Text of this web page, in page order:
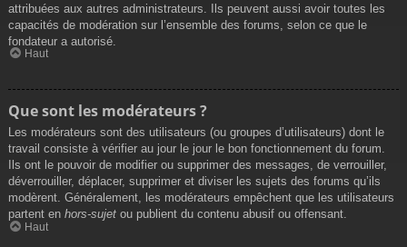
attribuées aux autres administrateurs. Ils peuvent aussi avoir toutes les
capacités de modération sur l’ensemble des forums, selon ce que le
fondateur a autorisé.
Haut
Que sont les modérateurs ?
Les modérateurs sont des utilisateurs (ou groupes d’utilisateurs) dont le
travail consiste à vérifier au jour le jour le bon fonctionnement du forum.
Ils ont le pouvoir de modifier ou supprimer des messages, de verrouiller,
déverrouiller, déplacer, supprimer et diviser les sujets des forums qu’ils
modèrent. Généralement, les modérateurs empêchent que les utilisateurs
partent en hors-sujet ou publient du contenu abusif ou offensant.
Haut